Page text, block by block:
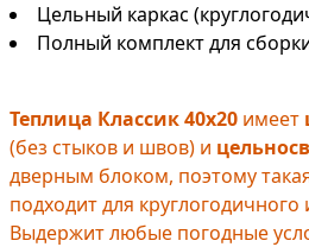
Цельный каркас
Полный комплект для
Теплица Классик 40х20 имеет
(без стыков и швов) и
дверным блоком, поэтому
подходит для
Выдержит любые погодные